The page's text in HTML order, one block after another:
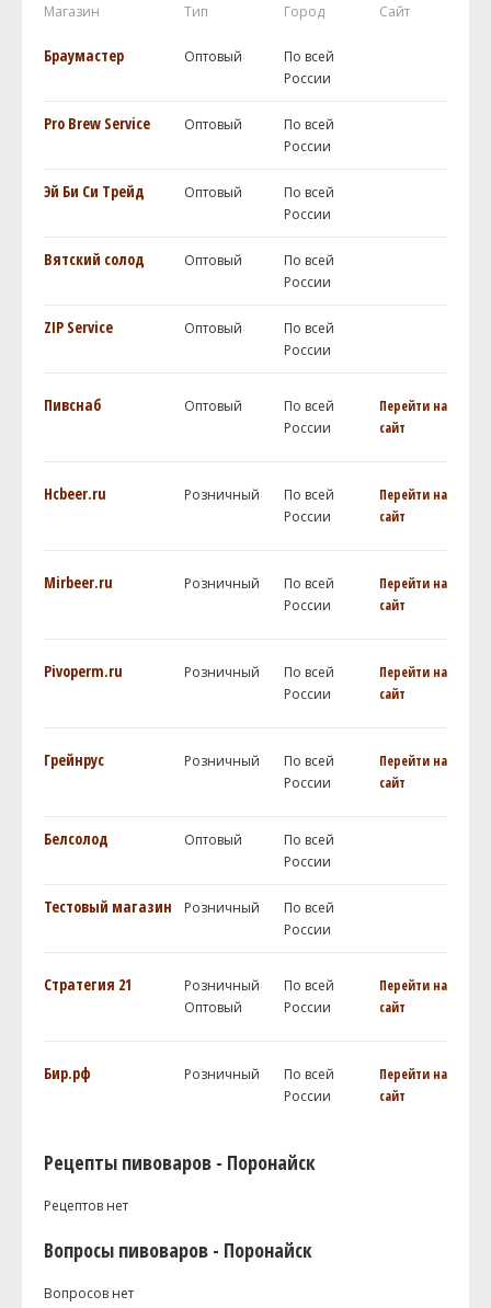
Магазин Тип Город Сайт
Браумастер Оптовый
По всей
России
Pro Brew Service Оптовый
По всей
России
Эй Би Си Трейд Оптовый
По всей
России
Вятский солод Оптовый
По всей
России
ZIP Service Оптовый
По всей
России
Пивснаб Оптовый
По всей
России
Перейти на
сайт
Hcbeer.ru Розничный
По всей
России
Перейти на
сайт
Mirbeer.ru Розничный
По всей
России
Перейти на
сайт
Pivoperm.ru Розничный
По всей
России
Перейти на
сайт
Грейнрус Розничный
По всей
России
Перейти на
сайт
Белсолод Оптовый
По всей
России
Тестовый магазин Розничный
По всей
России
Стратегия 21
Розничный
Оптовый
По всей
России
Перейти на
сайт
Бир.рф Розничный
По всей
России
Перейти на
сайт
Рецепты пивоваров - Поронайск
Рецептов нет
Вопросы пивоваров - Поронайск
Вопросов нет